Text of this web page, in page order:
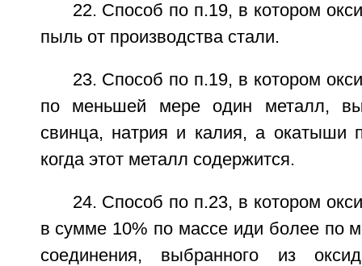
22. Способ по п.19, в котором
пыль от производства стали.
23. Способ по п.19, в котором
по меньшей мере один металл,
свинца, натрия и калия, а окатыши
когда этот металл содержится.
24. Способ по п.23, в котором
в сумме 10% по массе иди более по
соединения, выбранного из